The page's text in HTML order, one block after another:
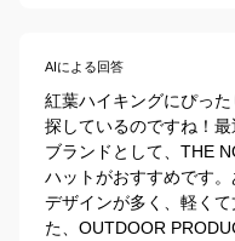
AIによる回答
紅葉ハイキングにぴっ
探しているのですね！
ブランドとして、THE
ハットがおすすめです
デザインが多く、軽く
た、OUTDOOR